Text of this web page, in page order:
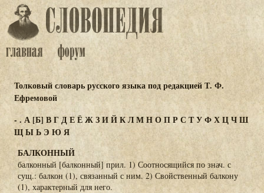
Толковый словарь русского языка под редакцией Т. Ф.
Ефремовой
- . А[Б]ВГДЕЁЖЗИЙКЛМНОПРС ТУФХЦЧШ
ЩЫЬЭ ЮЯ
БАЛКОННЫЙ
балконный [балконный] прил. 1) Соотносящийся по знач. с
сущ.: балкон (1), связанный с ним. 2) Свойственный балкону
(1), характерный для него.